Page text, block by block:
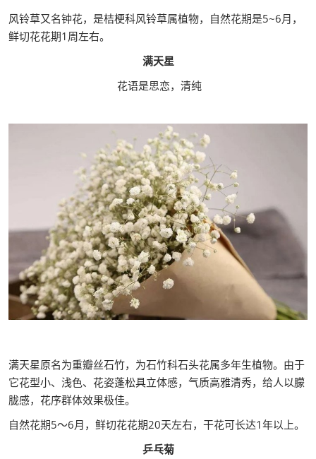
风铃草又名钟花，是桔梗科风铃草属植物，自然花期是5~6月，
鲜切花花期1周左右。
满天星
花语是思恋，清纯
满天星原名为重瓣丝石竹，为石竹科石头花属多年生植物。由于
它花型小、浅色、花姿蓬松具立体感，气质高雅清秀，给人以朦
胧感，花序群体效果极佳。
自然花期5～6月，鲜切花花期20天左右，干花可长达1年以上。
乒乓菊